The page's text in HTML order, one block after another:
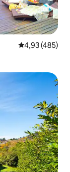
Note
4,93 (485)